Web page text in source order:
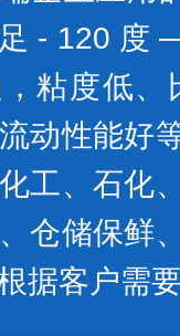
- 120 度
粘度低
动性能好
工、石化
仓储保鲜
据客户需